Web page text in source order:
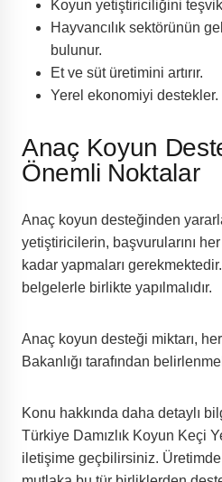
Koyun yetiştiriciliğini
Hayvancılık sektörünün
bulunur.
Et ve süt üretimini artırır.
Yerel ekonomiyi destekler.
Anaç Koyun
Önemli Noktalar
Anaç koyun desteğinden
yetiştiricilerin, başvurularını her
kadar yapmaları
belgelerle birlikte yapılmalıdır.
Anaç koyun desteği miktarı, her
Bakanlığı tarafından
Konu hakkında daha detaylı
Türkiye Damızlık Koyun Keçi
iletişime geçbilirsiniz.